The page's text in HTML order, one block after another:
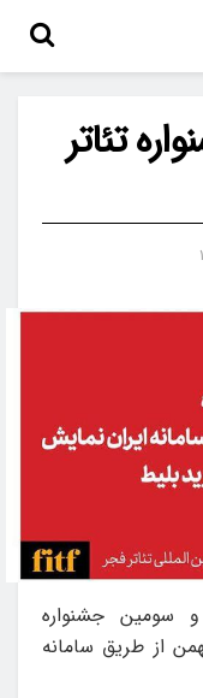
تئاتر
سومین جشنواره
از طریق سامانه